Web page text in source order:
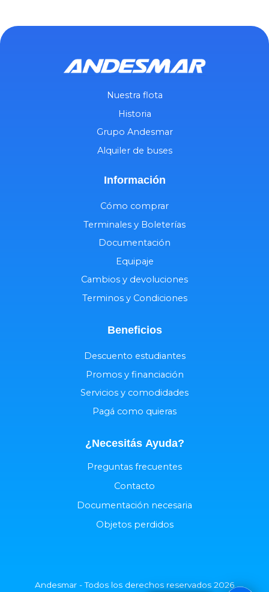
Nuestra flota
Historia
Grupo Andesmar
Alquiler de buses
Información
Cómo comprar
Terminales y Boleterías
Documentación
Equipaje
Cambios y devoluciones
Terminos y Condiciones
Beneficios
Descuento estudiantes
Promos y financiación
Servicios y comodidades
Pagá como quieras
¿Necesitás Ayuda?
Preguntas frecuentes
Contacto
Documentación necesaria
Objetos perdidos
Andesmar - Todos los derechos reservados 2026